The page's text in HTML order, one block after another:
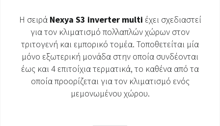
ΕΠΙΚΟΙΝΩΝΊΑ
ΚΌΣΜΟΣ OS
ΈΓΓΡΑΦΑ ΠΡΟΪΌΝΤΩΝ
Η σειρά Nexya S3 inverter multi έχει σχεδιαστεί
για τον κλιματισμό πολλαπλών χώρων στον
τριτογενή και εμπορικό τομέα. Τοποθετείται μία
μόνο εξωτερική μονάδα στην οποία συνδέονται
έως και 4 επιτοίχια τερματικά, το καθένα από τα
οποία προορίζεται για τον κλιματισμό ενός
μεμονωμένου χώρου.